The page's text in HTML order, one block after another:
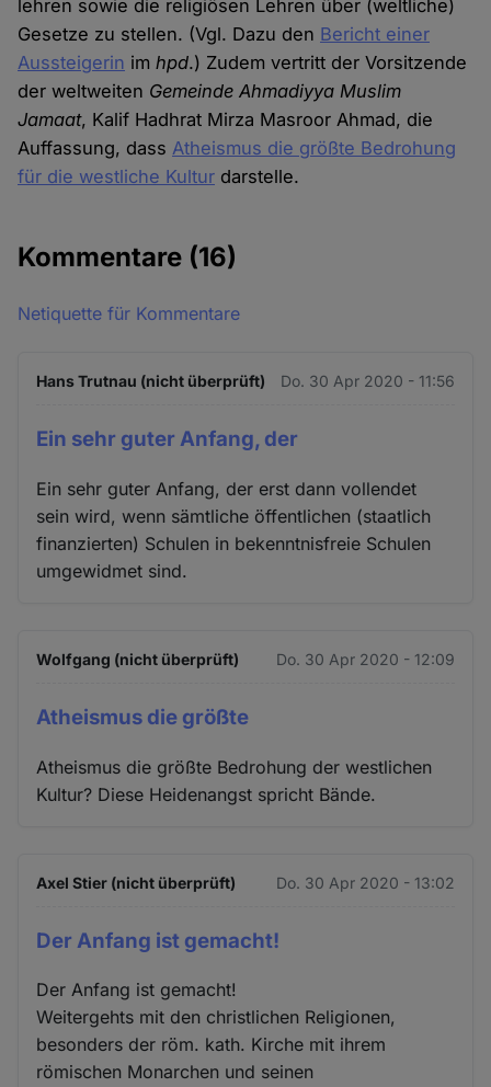
lehren sowie die religiösen Lehren über (weltliche)
Gesetze zu stellen. (Vgl. Dazu den Bericht einer
Aussteigerin imhpd.) Zudem vertritt der Vorsitzende
der weltweiten Gemeinde Ahmadiyya Muslim
Jamaat, Kalif Hadhrat Mirza Masroor Ahmad, die
Auffassung, dassAtheismus die größte Bedrohung
für die westliche Kultur darstelle.
Kommentare (16)
Netiquette für Kommentare
Hans Trutnau (nicht überprüft) Do. 30 Apr 2020 - 11:56
Ein sehr guter Anfang, der
Ein sehr guter Anfang, der erst dann vollendet
sein wird, wenn sämtliche öffentlichen (staatlich
finanzierten) Schulen in bekenntnisfreie Schulen
umgewidmet sind.
Wolfgang (nicht überprüft) Do. 30 Apr 2020 - 12:09
Atheismus die größte
Atheismus die größte Bedrohung der westlichen
Kultur? Diese Heidenangst spricht Bände.
Axel Stier (nicht überprüft) Do. 30 Apr 2020 - 13:02
Der Anfang ist gemacht!
Der Anfang ist gemacht!
Weitergehts mit den christlichen Religionen,
besonders der röm. kath. Kirche mit ihrem
römischen Monarchen und seinen